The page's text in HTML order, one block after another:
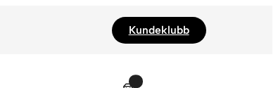
Kundeklubb